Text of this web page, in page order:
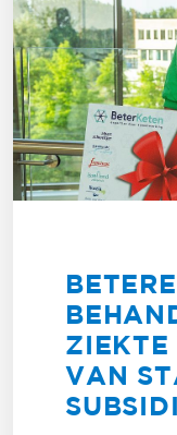
BETERE
ZIEKTE
VAN